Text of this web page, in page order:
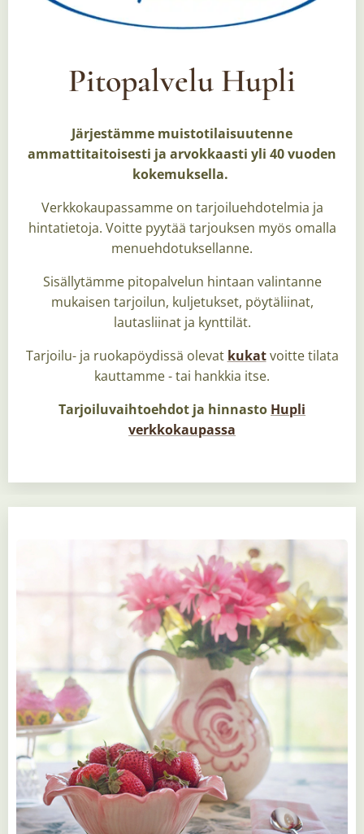
Pitopalvelu Hupli
Järjestämme muistotilaisuutenne
ammattitaitoisesti ja arvokkaasti yli 40 vuoden
kokemuksella.
Verkkokaupassamme on tarjoiluehdotelmia ja
hintatietoja. Voitte pyytää tarjouksen myös omalla
menuehdotuksellanne.
Sisällytämme pitopalvelun hintaan valintanne
mukaisen tarjoilun, kuljetukset, pöytäliinat,
lautasliinat ja kynttilät.
Tarjoilu- ja ruokapöydissä olevat kukatvoitte tilata
kauttamme - tai hankkia itse.
Tarjoiluvaihtoehdot ja hinnasto Hupli
verkkokaupassa